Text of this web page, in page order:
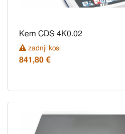
Kern CDS 4K0.02
zadnji kosi
841,80 €